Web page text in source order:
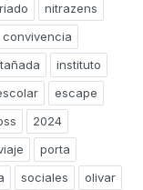
nitrazens
convivencia
instituto
escape
2024
porta
sociales
olivar